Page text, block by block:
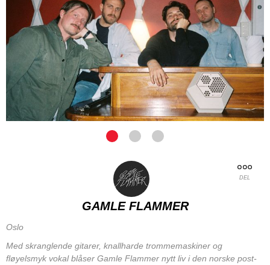
DEL
GAMLE FLAMMER
Oslo
Med skranglende gitarer, knallharde trommemaskiner og
fløyelsmyk vokal blåser Gamle Flammer nytt liv i den norske post-